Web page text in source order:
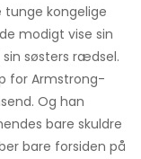
kongelige
modigt vise sin
søsters rædsel.
for Armstrong-
Og han
bare skuldre
bare forsiden på